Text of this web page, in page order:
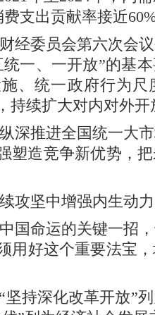
支出贡献率接近
经委员会第六次会
一、一开放”的基
、统一政府行为尺
持续扩大对内对外开
深推进全国统一大
造竞争新优势，
攻坚中增强内生动力
国命运的关键一招
用好这个重要法宝
坚持深化改革开放”